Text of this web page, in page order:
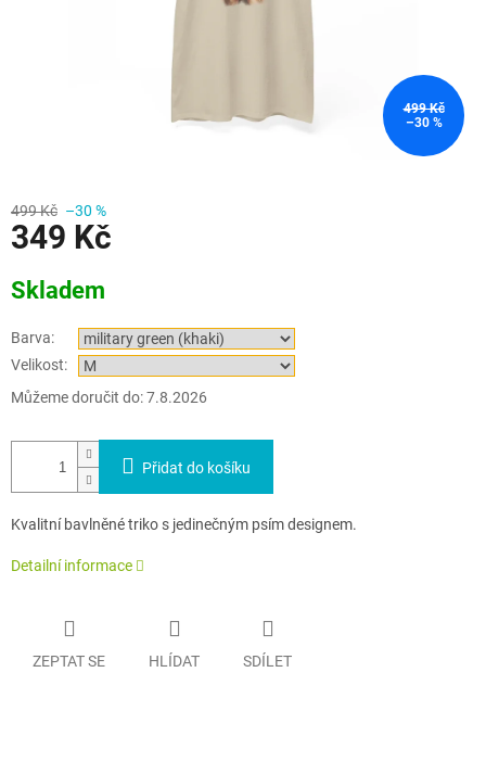
499 Kč
–30 %
499 Kč –30 %
349 Kč
cena:
Skladem
Barva:
Velikost:
Můžeme doručit do:7.8.2026
Přidat do košíku
Kvalitní bavlněné triko s jedinečným psím designem.
Detailní informace
ZEPTAT SE HLÍDAT SDÍLET